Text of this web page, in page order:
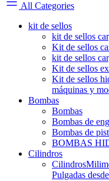
All Categories
kit de sellos
kit de sellos
Kit de sellos
kit de sellos
Kit de sellos
Kit de sellos
máquinas y
Bombas
Bombas
Bombas de
Bombas de
BOMBAS
Cilindros
Cilindros
Pulgadas